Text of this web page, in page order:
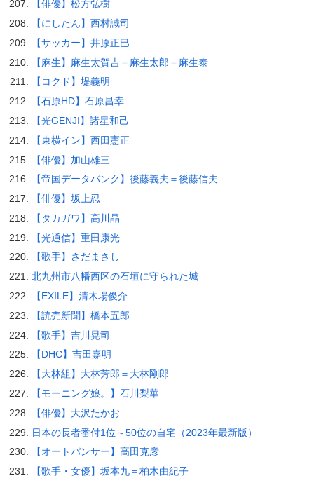
【俳優】松方弘樹
【にしたん】西村誠司
【サッカー】井原正巳
【麻生】麻生太賀吉＝麻生太郎＝麻生泰
【コクド】堤義明
【石原HD】石原昌幸
【光GENJI】諸星和己
【東横イン】西田憲正
【俳優】加山雄三
【帝国データバンク】後藤義夫＝後藤信夫
【俳優】坂上忍
【タカガワ】高川晶
【光通信】重田康光
【歌手】さだまさし
北九州市八幡西区の石垣に守られた城
【EXILE】清木場俊介
【読売新聞】橋本五郎
【歌手】吉川晃司
【DHC】吉田嘉明
【大林組】大林芳郎＝大林剛郎
【モーニング娘。】石川梨華
【俳優】大沢たかお
日本の長者番付1位～50位の自宅（2023年最新版）
【オートパンサー】高田克彦
【歌手・女優】坂本九＝柏木由紀子